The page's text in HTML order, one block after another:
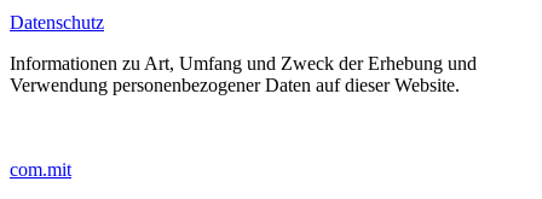
Datenschutz
Informationen zu Art, Umfang und Zweck der Erhebung und
Verwendung personenbezogener Daten auf dieser Website.
com.mit